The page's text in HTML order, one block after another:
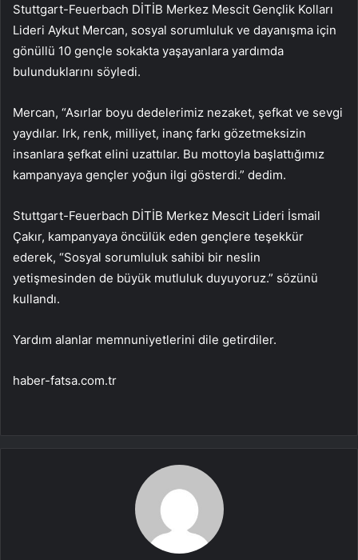
Stuttgart-Feuerbach DİTİB Merkez Mescit Gençlik Kolları
Lideri Aykut Mercan, sosyal sorumluluk ve dayanışma için
gönüllü 10 gençle sokakta yaşayanlara yardımda
bulunduklarını söyledi.
Mercan, “Asırlar boyu dedelerimiz nezaket, şefkat ve sevgi
yaydılar. Irk, renk, milliyet, inanç farkı gözetmeksizin
insanlara şefkat elini uzattılar. Bu mottoyla başlattığımız
kampanyaya gençler yoğun ilgi gösterdi.” dedim.
Stuttgart-Feuerbach DİTİB Merkez Mescit Lideri İsmail
Çakır, kampanyaya öncülük eden gençlere teşekkür
ederek, “Sosyal sorumluluk sahibi bir neslin
yetişmesinden de büyük mutluluk duyuyoruz.” sözünü
kullandı.
Yardım alanlar memnuniyetlerini dile getirdiler.
haber-fatsa.com.tr